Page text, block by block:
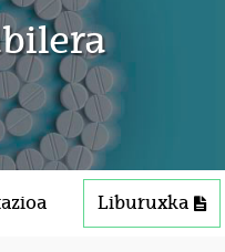
Liburuxka